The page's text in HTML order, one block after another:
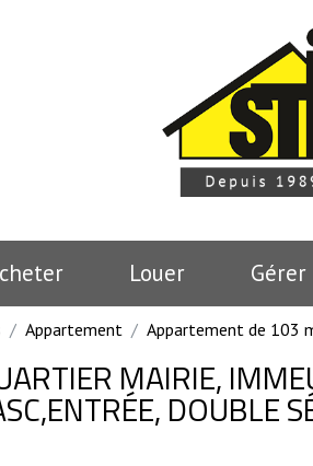
Acheter Louer Gérer
Appartement Appartement de 103
MAIRIE,
DOUBLE